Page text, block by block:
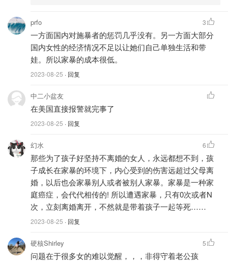
图片来自于@豆瓣 ，版权属于原作者
丈夫陈均表面文质彬彬，在外人面前温和有礼，谁能想到他
回家却对妻子“重拳出击”呢？没有人想到，电影里的旁观者
们也没想到...所以陈敏的离婚不仅要时刻小心来自丈夫的二
次伤害，更无力的是周围人的令人窒息的自我感动式道德绑
“肯定都是你犯了错，你丈夫才会动手”
“夫妻嘛，床头吵架吵床尾和，谁家没点打打闹闹”
“都是为了你好，过日子不都这样”
“你一个女人，离婚说出去多丢人，离婚了你能干嘛”
“你们都有孩子了，为了小孩忍一忍就过去了”
prfo
一方面国内对施暴者的惩罚几乎没有。另一方面大部分
国内女性的经济情况不足以让她们自己单独生活和带
娃。所以家暴的成本很低。
2023-08-25 · 回复
3
中二小盆友
在美国直接报警就完事了
2023-08-25 · 回复
幻水
那些为了孩子好坚持不离婚的女人，永远都想不到，孩
子成长在家暴的环境下，内心受到的伤害远超过父母离
婚，以后也会家暴别人或者被别人家暴。家暴是一种家
庭癌症，会代代相传的! 所以遭遇家暴，只有0次或者N
次，立刻离婚离开，不然就是带着孩子一起等死……
2023-08-25 · 回复
6
硬核Shirley
问题在于很多女的难以觉醒，，，非得守着老公孩
5